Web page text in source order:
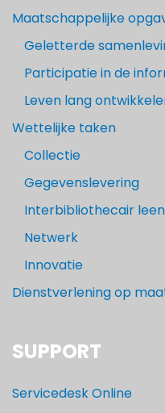
Maatschappelijke
Geletterde
Participatie in de
Leven lang
Wettelijke taken
Collectie
Gegevenslevering
Interbibliothecair
Netwerk
Innovatie
Dienstverlening op
SUPPORT
Servicedesk Online